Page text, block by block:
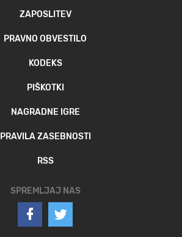
ZAPOSLITEV
PRAVNO OBVESTILO
KODEKS
PIŠKOTKI
NAGRADNE IGRE
PRAVILA ZASEBNOSTI
RSS
SPREMLJAJ NAS